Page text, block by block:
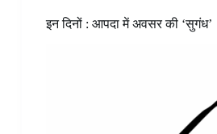
इन दिनों : आपदा में अवसर की ‘सुगंध’